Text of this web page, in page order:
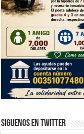
Siguenos en twitter